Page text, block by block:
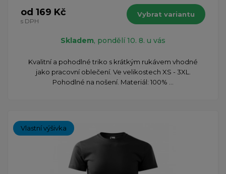
od 169 Kč
s DPH
Vybrat variantu
Skladem, pondělí 10. 8. u vás
Kvalitní a pohodlné triko s krátkým rukávem vhodné
jako pracovní oblečení. Ve velikostech XS - 3XL.
Pohodlné na nošení. Materiál: 100% ...
Vlastní výšivka